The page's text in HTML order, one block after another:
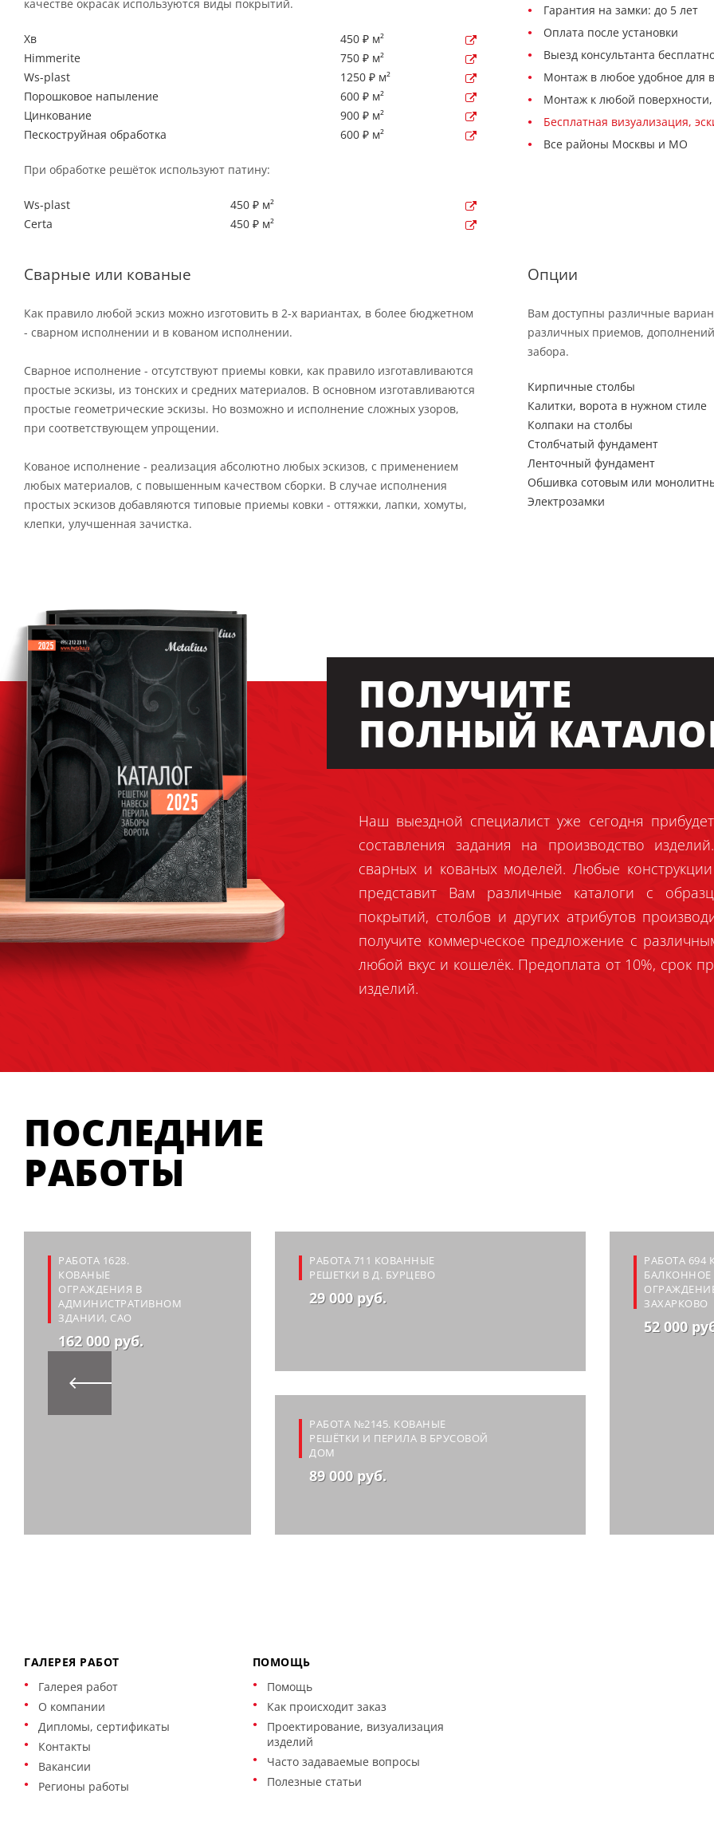
качестве окрасак используются виды покрытий.
Хв
450 ₽ м²
Himmerite
750 ₽ м²
Ws-plast
1250 ₽ м²
Порошковое напыление
600 ₽ м²
Цинкование
900 ₽ м²
Пескоструйная обработка
600 ₽ м²
При обработке решёток используют патину:
Ws-plast
450 ₽ м²
Certa
450 ₽ м²
Гарантия на замки: до 5 лет
Оплата после установки
Выезд консультанта
Монтаж в любое удобное для
Монтаж к любой
Бесплатная визуализация,
Все районы Москвы и МО
Сварные или кованые
Как правило любой эскиз можно изготовить в 2-х вариантах, в более бюджетном
- сварном исполнении и в кованом исполнении.
Сварное исполнение - отсутствуют приемы ковки, как правило изготавливаются
простые эскизы, из тонских и средних материалов. В основном изготавливаются
простые геометрические эскизы. Но возможно и исполнение сложных узоров,
при соответствующем упрощении.
Кованое исполнение - реализация абсолютно любых эскизов, с применением
любых материалов, с повышенным качеством сборки. В случае исполнения
простых эскизов добавляются типовые приемы ковки - оттяжки, лапки, хомуты,
клепки, улучшенная зачистка.
Опции
Вам доступны различные
различных приемов,
забора.
Кирпичные столбы
Калитки, ворота в нужном стиле
Колпаки на столбы
Столбчатый фундамент
Ленточный фундамент
Обшивка сотовым или
Электрозамки
ПОЛУЧИТЕ
ПОЛНЫЙ
Наш выездной специалист уже сегодня
составления задания на производство
сварных и кованых моделей. Любые
представит Вам различные каталоги с
покрытий, столбов и других атрибутов
получите коммерческое предложение с
любой вкус и кошелёк. Предоплата от 10%, срок
изделий.
ПОСЛЕДНИЕ
РАБОТЫ
РАБОТА 1628.
КОВАНЫЕ
ОГРАЖДЕНИЯ В
АДМИНИСТРАТИВНОМ
ЗДАНИИ, САО
162 000 руб.
РАБОТА 711 КОВАННЫЕ
РЕШЕТКИ В Д. БУРЦЕВО
29 000 руб.
РАБОТА №2145. КОВАНЫЕ
РЕШЁТКИ И ПЕРИЛА В БРУСОВОЙ
ДОМ
89 000 руб.
РАБОТА 694
БАЛКОННОЕ
ЗАХАРКОВО
52 000
ГАЛЕРЕЯ РАБОТ
Галерея работ
О компании
Дипломы, сертификаты
Контакты
Вакансии
Регионы работы
ПОМОЩЬ
Помощь
Как происходит заказ
Проектирование, визуализация
изделий
Часто задаваемые вопросы
Полезные статьи